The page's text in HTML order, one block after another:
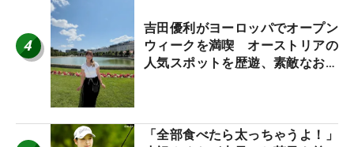
4
吉田優利がヨーロッパでオープン
ウィークを満喫 オーストリアの
人気スポットを歴遊、素敵なお土
「全部食べたら太っちゃうよ！」